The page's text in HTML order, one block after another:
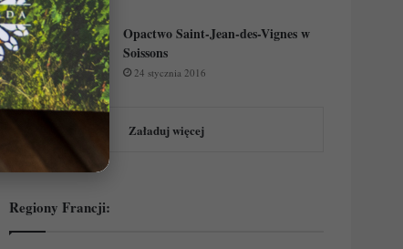
Opactwo Saint-Jean-des-Vignes w
Soissons
24 stycznia 2016
Załaduj więcej
Regiony Francji: